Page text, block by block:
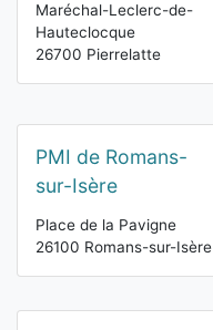
Maréchal-Leclerc-de-
Hauteclocque
26700 Pierrelatte
PMI de Romans-
sur-Isère
Place de la Pavigne
26100 Romans-sur-Isère